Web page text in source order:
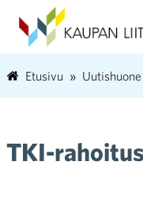
Etusivu Uutishuone
TKI-